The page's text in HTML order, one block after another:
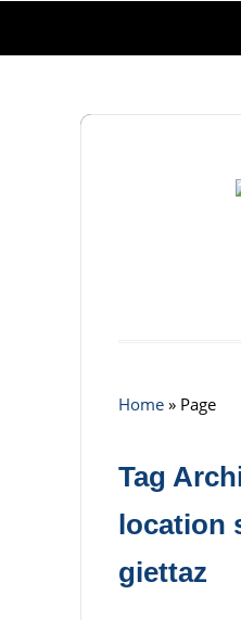
Home » Page
Tag
location
giettaz